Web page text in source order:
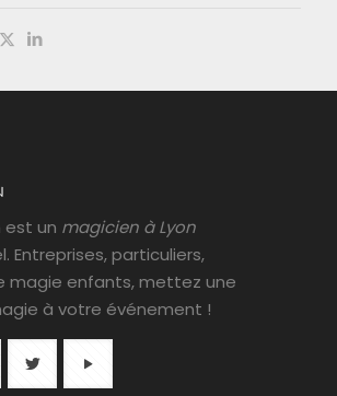
est un magicien à Lyon
Entreprises, particuliers,
magie enfants, mettez une
à votre événement !